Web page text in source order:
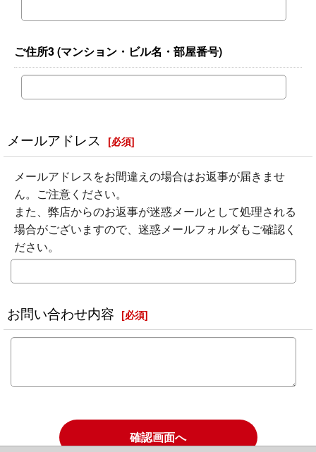
ご住所3(マンション・ビル名・部屋番号)
メールアドレス [必須]
メールアドレスをお間違えの場合はお返事が届きませ
ん。ご注意ください。
また、弊店からのお返事が迷惑メールとして処理される
場合がございますので、迷惑メールフォルダもご確認く
ださい。
お問い合わせ内容 [必須]
確認画面へ